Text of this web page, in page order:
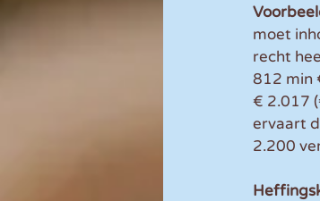
moet
recht
812 min
€ 2.017
ervaart
2.200